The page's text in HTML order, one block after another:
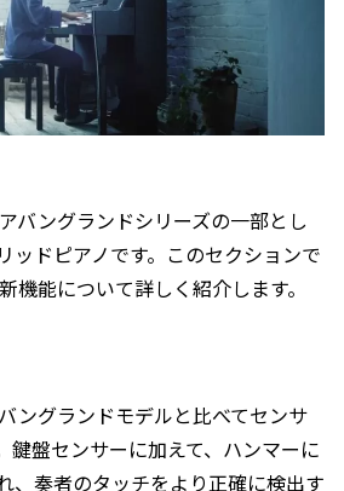
バングランドシリーズの一部とし
ッドピアノです。このセクションで
機能について詳しく紹介します。
ングランドモデルと比べてセンサ
鍵盤センサーに加えて、ハンマーに
、奏者のタッチをより正確に検出す